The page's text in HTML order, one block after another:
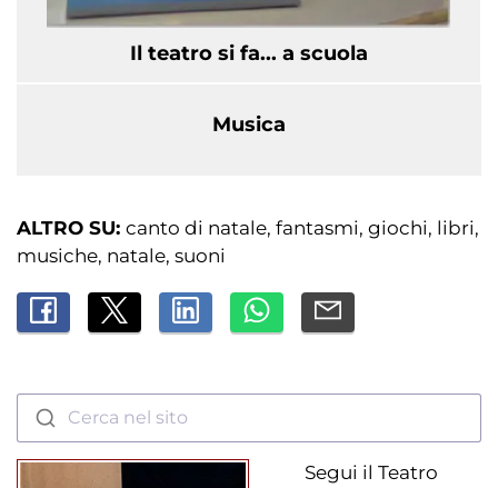
Il teatro si fa... a scuola
Musica
ALTRO SU: canto di natale fantasmi giochi libri
musiche natale suoni
Cerca nel sito
Segui il Teatro